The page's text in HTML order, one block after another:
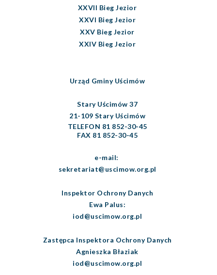
XXVII Bieg Jezior
XXVI Bieg Jezior
XXV Bieg Jezior
XXIV Bieg Jezior
Urząd Gminy Uścimów
Stary Uścimów 37
21-109 Stary Uścimów
TELEFON 81 852-30-45
FAX 81 852-30-45
e-mail:
sekretariat@uscimow.org.pl
Inspektor Ochrony Danych
Ewa Palus:
iod@uscimow.org.pl
Zastępca Inspektora Ochrony Danych
Agnieszka Błaziak
iod@uscimow.org.pl